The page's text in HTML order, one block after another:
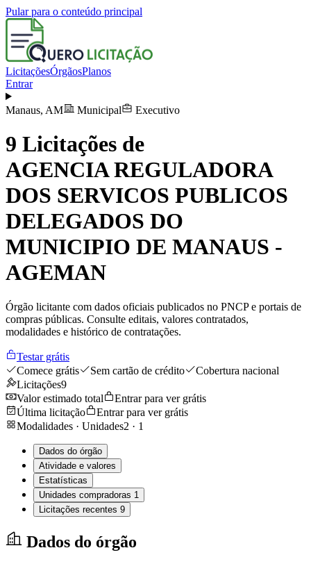
Pular para o conteúdo principal
LicitaçõesÓrgãosPlanos
Entrar
Manaus, AM Municipal Executivo
9 Licitações de
AGENCIA REGULADORA
DOS SERVICOS PUBLICOS
DELEGADOS DO
MUNICIPIO DE MANAUS -
AGEMAN
Órgão licitante com dados oficiais publicados no PNCP e portais de
compras públicas. Consulte editais, valores contratados,
modalidades e histórico de contratações.
Testar grátis
Comece grátis
Sem cartão de crédito
Cobertura nacional
Licitações9
Valor estimado total
Entrar para ver grátis
Última licitação
Entrar para ver grátis
Modalidades · Unidades2 · 1
Dados do órgão
Atividade e valores
Estatísticas
Unidades compradoras 1
Licitações recentes 9
Dados do órgão